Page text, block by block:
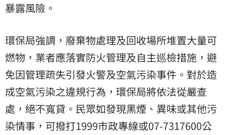
暴露風險。
環保局強調，廢棄物處理及回收場所堆置大量可
燃物，業者應落實防火管理及自主巡檢措施，避
免因管理疏失引發火警及空氣污染事件。對於造
成空氣污染之違規行為，環保局將依法從嚴查
處，絕不寬貸。民眾如發現黑煙、異味或其他污
染情事，可撥打1999市政專線或07-7317600公